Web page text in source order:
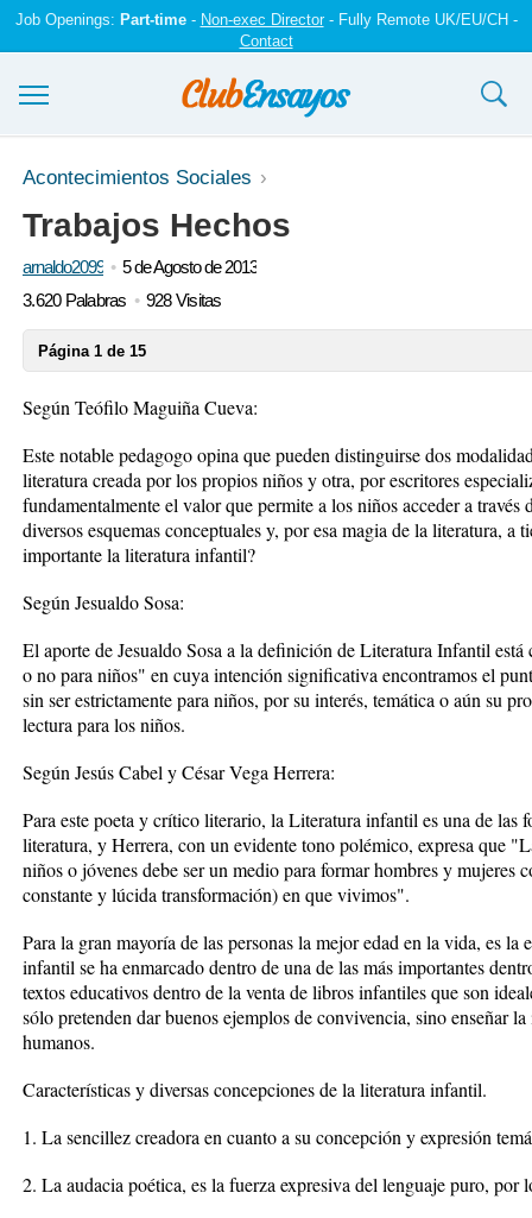
Job Openings: Part-time- Non-exec Director- Fully Remote UK/EU/CH -
Contact
Ensayos y trabajos
Registrarse
Iniciar sesión
Acontecimientos Sociales
Trabajos Hechos
arnaldo2099
5 de Agosto de 2013
3.620 Palabras
928 Visitas
Página 1 de 15
Según Teófilo Maguiña Cueva:
Este notable pedagogo opina que pueden distinguirse dos
literatura creada por los propios niños y otra, por escritores
fundamentalmente el valor que permite a los niños acceder a través
diversos esquemas conceptuales y, por esa magia de la literatura, a
importante la literatura infantil?
Según Jesualdo Sosa:
El aporte de Jesualdo Sosa a la definición de Literatura Infantil
o no para niños" en cuya intención significativa encontramos el
sin ser estrictamente para niños, por su interés, temática o aún su
lectura para los niños.
Según Jesús Cabel y César Vega Herrera:
Para este poeta y crítico literario, la Literatura infantil es una de las
literatura, y Herrera, con un evidente tono polémico, expresa que
niños o jóvenes debe ser un medio para formar hombres y mujeres
constante y lúcida transformación) en que vivimos".
Para la gran mayoría de las personas la mejor edad en la vida, es
infantil se ha enmarcado dentro de una de las más importantes
textos educativos dentro de la venta de libros infantiles que son
sólo pretenden dar buenos ejemplos de convivencia, sino enseñar
humanos.
Características y diversas concepciones de la literatura infantil.
1. La sencillez creadora en cuanto a su concepción y expresión
2. La audacia poética, es la fuerza expresiva del lenguaje puro,